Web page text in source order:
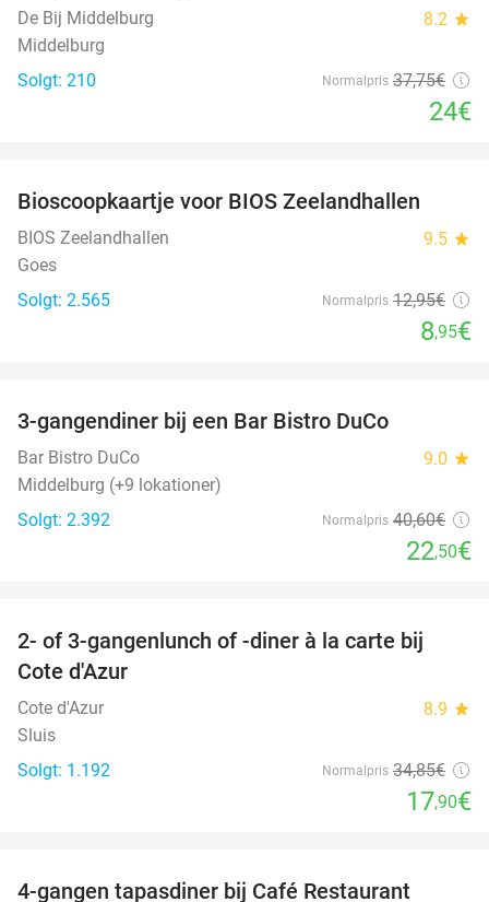
De Bij Middelburg 8.2 star
Middelburg
Solgt: 210
Normalpris 37,75€
24€
Bioscoopkaartje voor BIOS Zeelandhallen
BIOS Zeelandhallen 9.5 star
Goes
Solgt: 2.565
Normalpris 12,95€
8,95€
3-gangendiner bij een Bar Bistro DuCo
Bar Bistro DuCo 9.0 star
Middelburg (+9 lokationer)
Solgt: 2.392
Normalpris 40,60€
22,50€
49%
2- of 3-gangenlunch of -diner à la carte bij
Cote d'Azur
Cote d'Azur 8.9 star
Sluis
Solgt: 1.192
Normalpris 34,85€
17,90€
4-gangen tapasdiner bij Café Restaurant